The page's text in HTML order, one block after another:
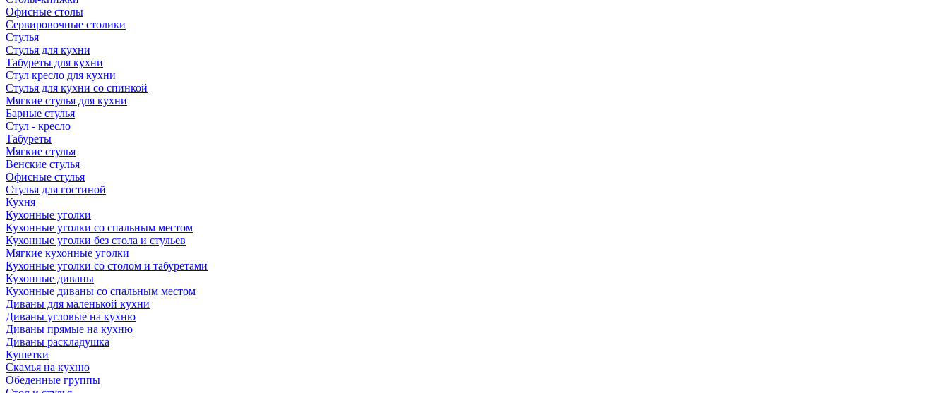
Офисные столы
Сервировочные столики
Стулья
Стулья для кухни
Табуреты для кухни
Стул кресло для кухни
Стулья для кухни со спинкой
Мягкие стулья для кухни
Барные стулья
Стул - кресло
Табуреты
Мягкие стулья
Венские стулья
Офисные стулья
Стулья для гостиной
Кухня
Кухонные уголки
Кухонные уголки со спальным местом
Кухонные уголки без стола и стульев
Мягкие кухонные уголки
Кухонные уголки со столом и табуретами
Кухонные диваны
Кухонные диваны со спальным местом
Диваны для маленькой кухни
Диваны угловые на кухню
Диваны прямые на кухню
Диваны раскладушка
Кушетки
Скамья на кухню
Обеденные группы